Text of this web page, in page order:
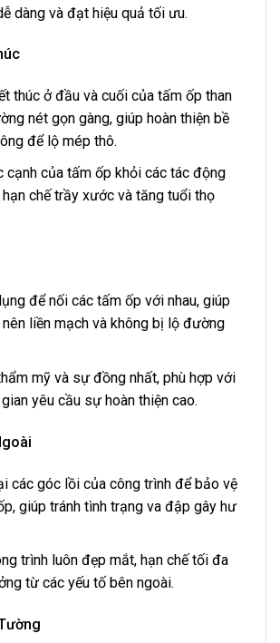
dàng và đạt hiệu quả tối ưu.
thúc ở đầu và cuối của tấm ốp than
nét gọn gàng, giúp hoàn thiện bề
để lộ mép thô.
cạnh của tấm ốp khỏi các tác động
chế trầy xước và tăng tuổi thọ
để nối các tấm ốp với nhau, giúp
liền mạch và không bị lộ đường
mỹ và sự đồng nhất, phù hợp với
yêu cầu sự hoàn thiện cao.
các góc lồi của công trình để bảo vệ
giúp tránh tình trạng va đập gây hư
trình luôn đẹp mắt, hạn chế tối đa
từ các yếu tố bên ngoài.